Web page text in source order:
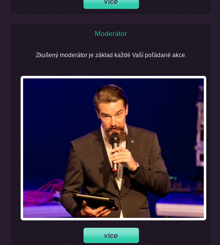
Moderátor
Zkušený moderátor je základ každé Vaší pořádané akce.